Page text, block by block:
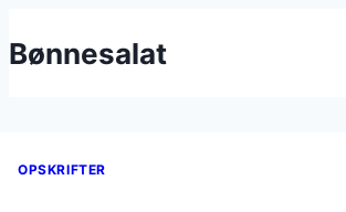
til
Bønnesalat
OPSKRIFTER